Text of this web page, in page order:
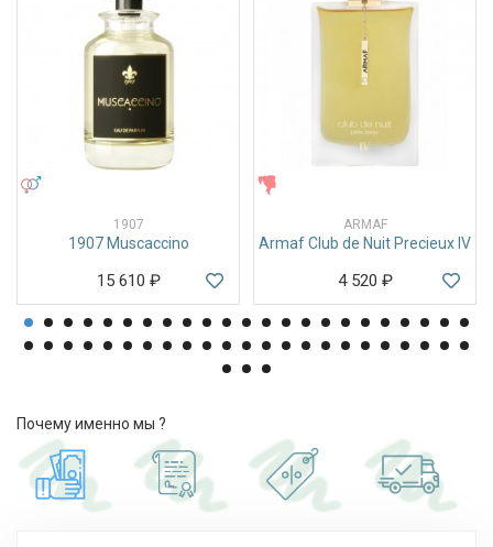
1907
1907 Muscaccino
15 610 ₽
ARMAF
Armaf Club de Nuit Precieux IV
4 520 ₽
Почему именно мы ?